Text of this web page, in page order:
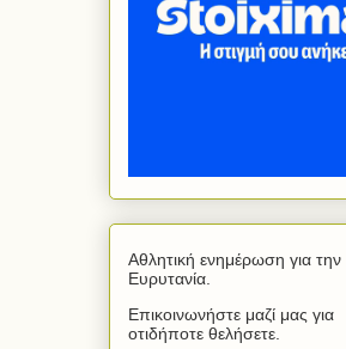
Αθλητική ενημέρωση για την
Ευρυτανία.
Επικοινωνήστε μαζί μας για
οτιδήποτε θελήσετε.